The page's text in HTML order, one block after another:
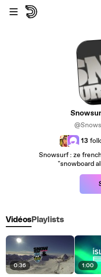
Passer au contenu principal
13
Snowsurf : ze
"snowboard
VidéosPlaylists
0:36 1:00